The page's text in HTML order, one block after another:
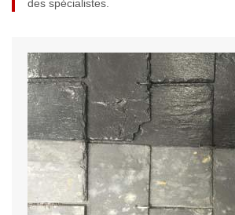
des spécialistes.